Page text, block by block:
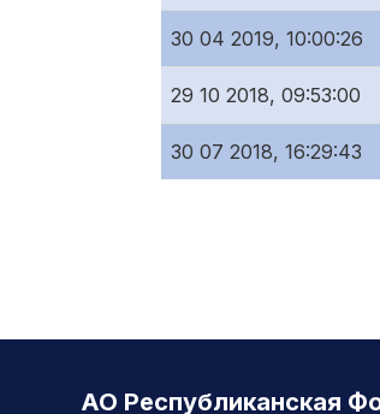
30 04 2019, 10:00:26
29 10 2018, 09:53:00
30 07 2018, 16:29:43
АО Республиканская